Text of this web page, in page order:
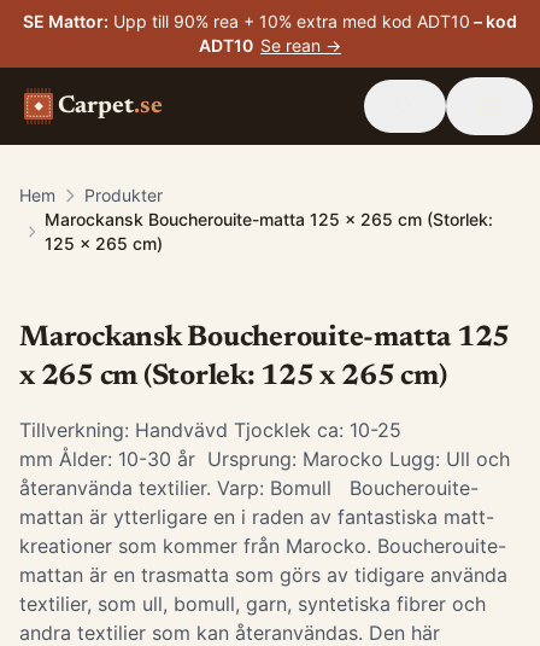
SE Mattor: Upp till 90% rea + 10% extra med kod ADT10 – kod
ADT10 Se rean →
Carpet.se
Hem
Produkter
Marockansk Boucherouite-matta 125 x 265 cm (Storlek:
125 x 265 cm)
Marockansk Boucherouite-matta 125
x 265 cm (Storlek: 125 x 265 cm)
Tillverkning: Handvävd Tjocklek ca: 10-25
mm Ålder: 10-30 år Ursprung: Marocko Lugg: Ull och
återanvända textilier. Varp: Bomull Boucherouite-
mattan är ytterligare en i raden av fantastiska matt-
kreationer som kommer från Marocko. Boucherouite-
mattan är en trasmatta som görs av tidigare använda
textilier, som ull, bomull, garn, syntetiska fibrer och
andra textilier som kan återanvändas. Den här